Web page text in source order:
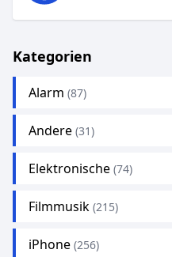
Kategorien
Alarm (87)
Andere (31)
Elektronische (74)
Filmmusik (215)
iPhone (256)